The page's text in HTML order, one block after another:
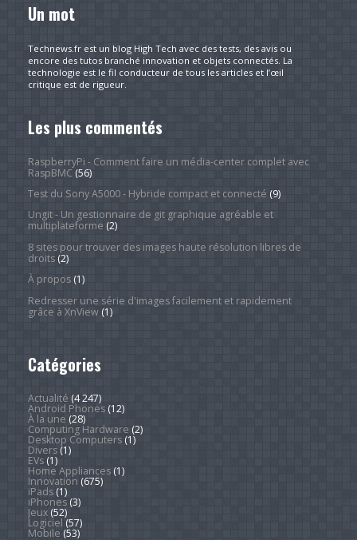
Un mot
Technews.fr est un blog High Tech avec des tests, des avis ou
encore des tutos branché innovation et objets connectés. La
technologie est le fil conducteur de tous les articles et l’œil
critique est de rigueur.
Les plus commentés
RaspberryPi - Comment faire un média-center complet avec
RaspBMC(56)
Test du Sony A5000 - Hybride compact et connecté (9)
Ungit - Un gestionnaire de git graphique agréable et
multiplateforme (2)
8 sites pour trouver des images haute résolution libres de
droits(2)
À propos(1)
Redresser une série d'images facilement et rapidement
grâce à XnView(1)
Catégories
Actualité (4 247)
Android Phones(12)
À la une (28)
Computing Hardware (2)
Desktop Computers(1)
Divers(1)
EVs(1)
Home Appliances(1)
Innovation (675)
iPads(1)
iPhones(3)
Jeux(52)
Logiciel (57)
Mobile (53)